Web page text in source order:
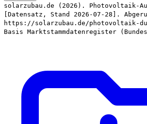
solarzubau.de (2026). Photovoltaik-
[Datensatz, Stand 2026-07-28].
https://solarzubau.de/photovoltaik-
Basis Marktstammdatenregister